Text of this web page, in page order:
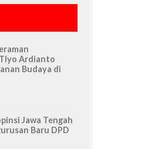
Ardianto
Budaya di
Jawa Tengah
Baru DPD